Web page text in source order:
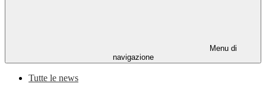
Menu di
navigazione
Tutte le news